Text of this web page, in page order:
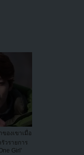
องเขาเมื่อ
วรายการ
Girl'